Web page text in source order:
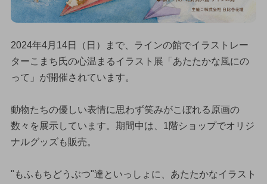
2024年4月14日（日）まで、ラインの館でイラストレー
ターこまち氏の心温まるイラスト展「あたたかな風にの
って」が開催されています。
動物たちの優しい表情に思わず笑みがこぼれる原画の
数々を展示しています。期間中は、1階ショップでオリジ
ナルグッズも販売。
"もふもちどうぶつ"達といっしょに、あたたかなイラスト